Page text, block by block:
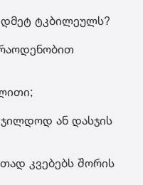
ტკბილეულს?
ან დასჯის
კვებებს შორის